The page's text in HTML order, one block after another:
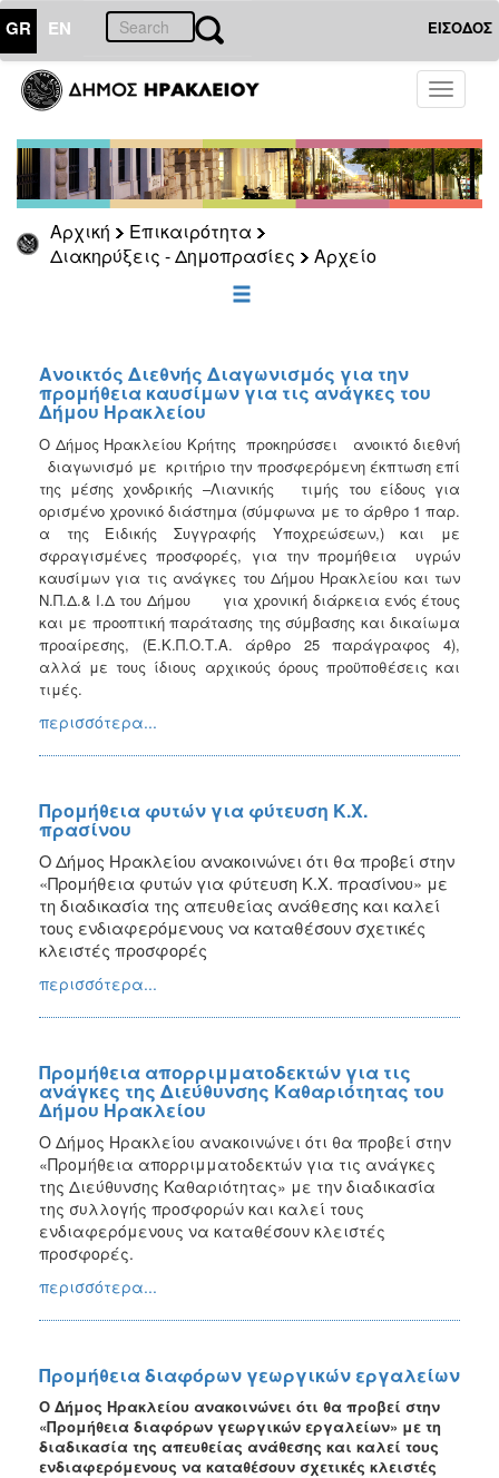
GR EN ΕΙΣΟΔΟΣ
Toggle
Αρχική
Επικαιρότητα
Διακηρύξεις - Δημοπρασίες
Αρχείο
ΕΠΙΚΑΙΡΟΤΗΤΑ
-
Δημοπρασίες
Αρχείο
2026
2025
2022
2021
2020
2019
2018
2017
2016
2015
2013
ΗΡΑΚΛΕΙΟ
Ανοικτός Διεθνής Διαγωνισμός για την
προμήθεια καυσίμων για τις ανάγκες του
Δήμου Ηρακλείου
Ο Δήμος Ηρακλείου Κρήτης προκηρύσσει ανοικτό διεθνή
διαγωνισμό με κριτήριο την προσφερόμενη έκπτωση επί
της μέσης χονδρικής –Λιανικής τιμής του είδους για
ορισμένο χρονικό διάστημα (σύμφωνα με το άρθρο 1 παρ.
α της Ειδικής Συγγραφής Υποχρεώσεων,) και με
σφραγισμένες προσφορές, για την προμήθεια υγρών
καυσίμων για τις ανάγκες του Δήμου Ηρακλείου και των
Ν.Π.Δ.& Ι.Δ του Δήμου για χρονική διάρκεια ενός έτους
και με προοπτική παράτασης της σύμβασης και δικαίωμα
προαίρεσης, (Ε.Κ.Π.Ο.Τ.Α. άρθρο 25 παράγραφος 4),
αλλά με τους ίδιους αρχικούς όρους προϋποθέσεις και
τιμές.
περισσότερα...
Προμήθεια φυτών για φύτευση Κ.Χ.
πρασίνου
Ο Δήμος Ηρακλείου ανακοινώνει ότι θα προβεί στην
«Προμήθεια φυτών για φύτευση Κ.Χ. πρασίνου» με
τη διαδικασία της απευθείας ανάθεσης και καλεί
τους ενδιαφερόμενους να καταθέσουν σχετικές
κλειστές προσφορές
περισσότερα...
Προμήθεια απορριμματοδεκτών για τις
ανάγκες της Διεύθυνσης Καθαριότητας του
Δήμου Ηρακλείου
Ο Δήμος Ηρακλείου ανακοινώνει ότι θα προβεί στην
«Προμήθεια απορριμματοδεκτών για τις ανάγκες
της Διεύθυνσης Καθαριότητας» με την διαδικασία
της συλλογής προσφορών και καλεί τους
ενδιαφερόμενους να καταθέσουν κλειστές
προσφορές.
περισσότερα...
Προμήθεια διαφόρων γεωργικών εργαλείων
Ο Δήμος Ηρακλείου ανακοινώνει ότι θα προβεί στην
«Προμήθεια διαφόρων γεωργικών εργαλείων» με τη
διαδικασία της απευθείας ανάθεσης και καλεί τους
ενδιαφερόμενους να καταθέσουν σχετικές κλειστές